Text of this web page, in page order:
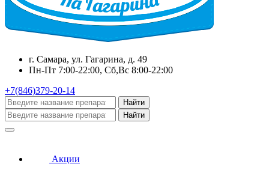
г. Самара, ул. Гагарина, д. 49
Пн-Пт 7:00-22:00, Сб,Вс 8:00-22:00
+7(846)379-20-14
Найти
Найти
Акции